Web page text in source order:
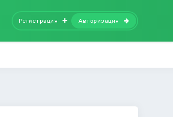
Регистрация Авторизация